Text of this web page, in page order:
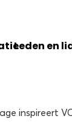
Leden en
inspireert